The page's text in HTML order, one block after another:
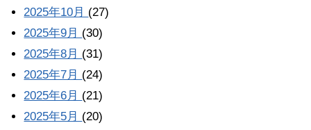
2025年10月 (27)
2025年9月 (30)
2025年8月 (31)
2025年7月 (24)
2025年6月 (21)
2025年5月 (20)